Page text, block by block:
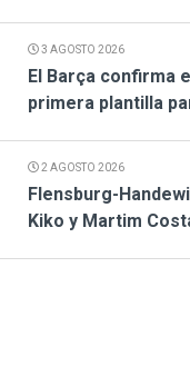
3 AGOSTO 2026
El Barça confirma
primera plantilla
2 AGOSTO 2026
Flensburg-
Kiko y Martim